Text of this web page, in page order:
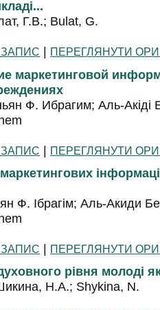
Г.В.; Bulat, G.
| ПЕРЕГЛЯНУТИ
маркетинговой
Ф. Ибрагим; Аль-Акіді
| ПЕРЕГЛЯНУТИ
Ф. Ібрагім; Аль-Акиди
| ПЕРЕГЛЯНУТИ
рівня молоді
Н.А.; Shykina, N.